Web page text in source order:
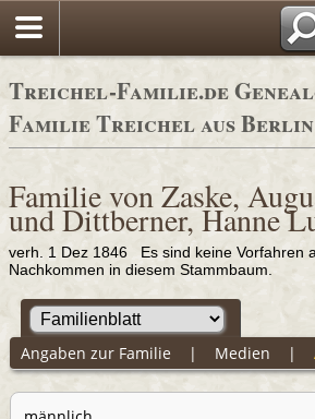
Treichel-Familie.de
Familie Treichel aus Berlin
Familie von Zaske,
und Dittberner, Hanne
verh. 1 Dez 1846 Es sind keine Vorfahren
Nachkommen in diesem Stammbaum.
Angaben zur Familie | Medien |